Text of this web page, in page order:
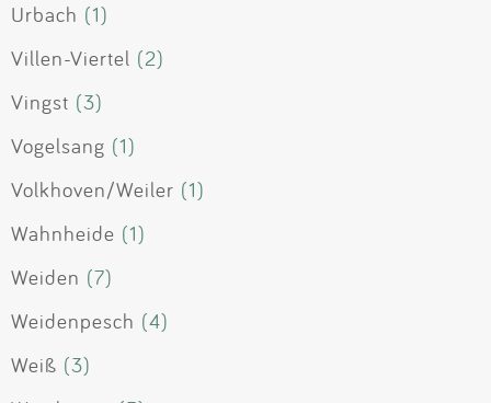
Urbach (1)
Villen-Viertel (2)
Vingst (3)
Vogelsang (1)
Volkhoven/Weiler (1)
Wahnheide (1)
Weiden (7)
Weidenpesch (4)
Weiß (3)